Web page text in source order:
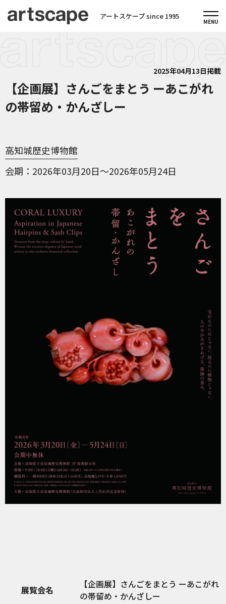
アートスケープ since 1995
2025年04月13日掲載
【企画展】さんごをまとう ーあこがれ
の帯留め・かんざしー
高知城歴史博物館
会期
2026年03月20日～2026年05月24日
展覧会名
【企画展】さんごをまとう ーあこがれ
の帯留め・かんざしー